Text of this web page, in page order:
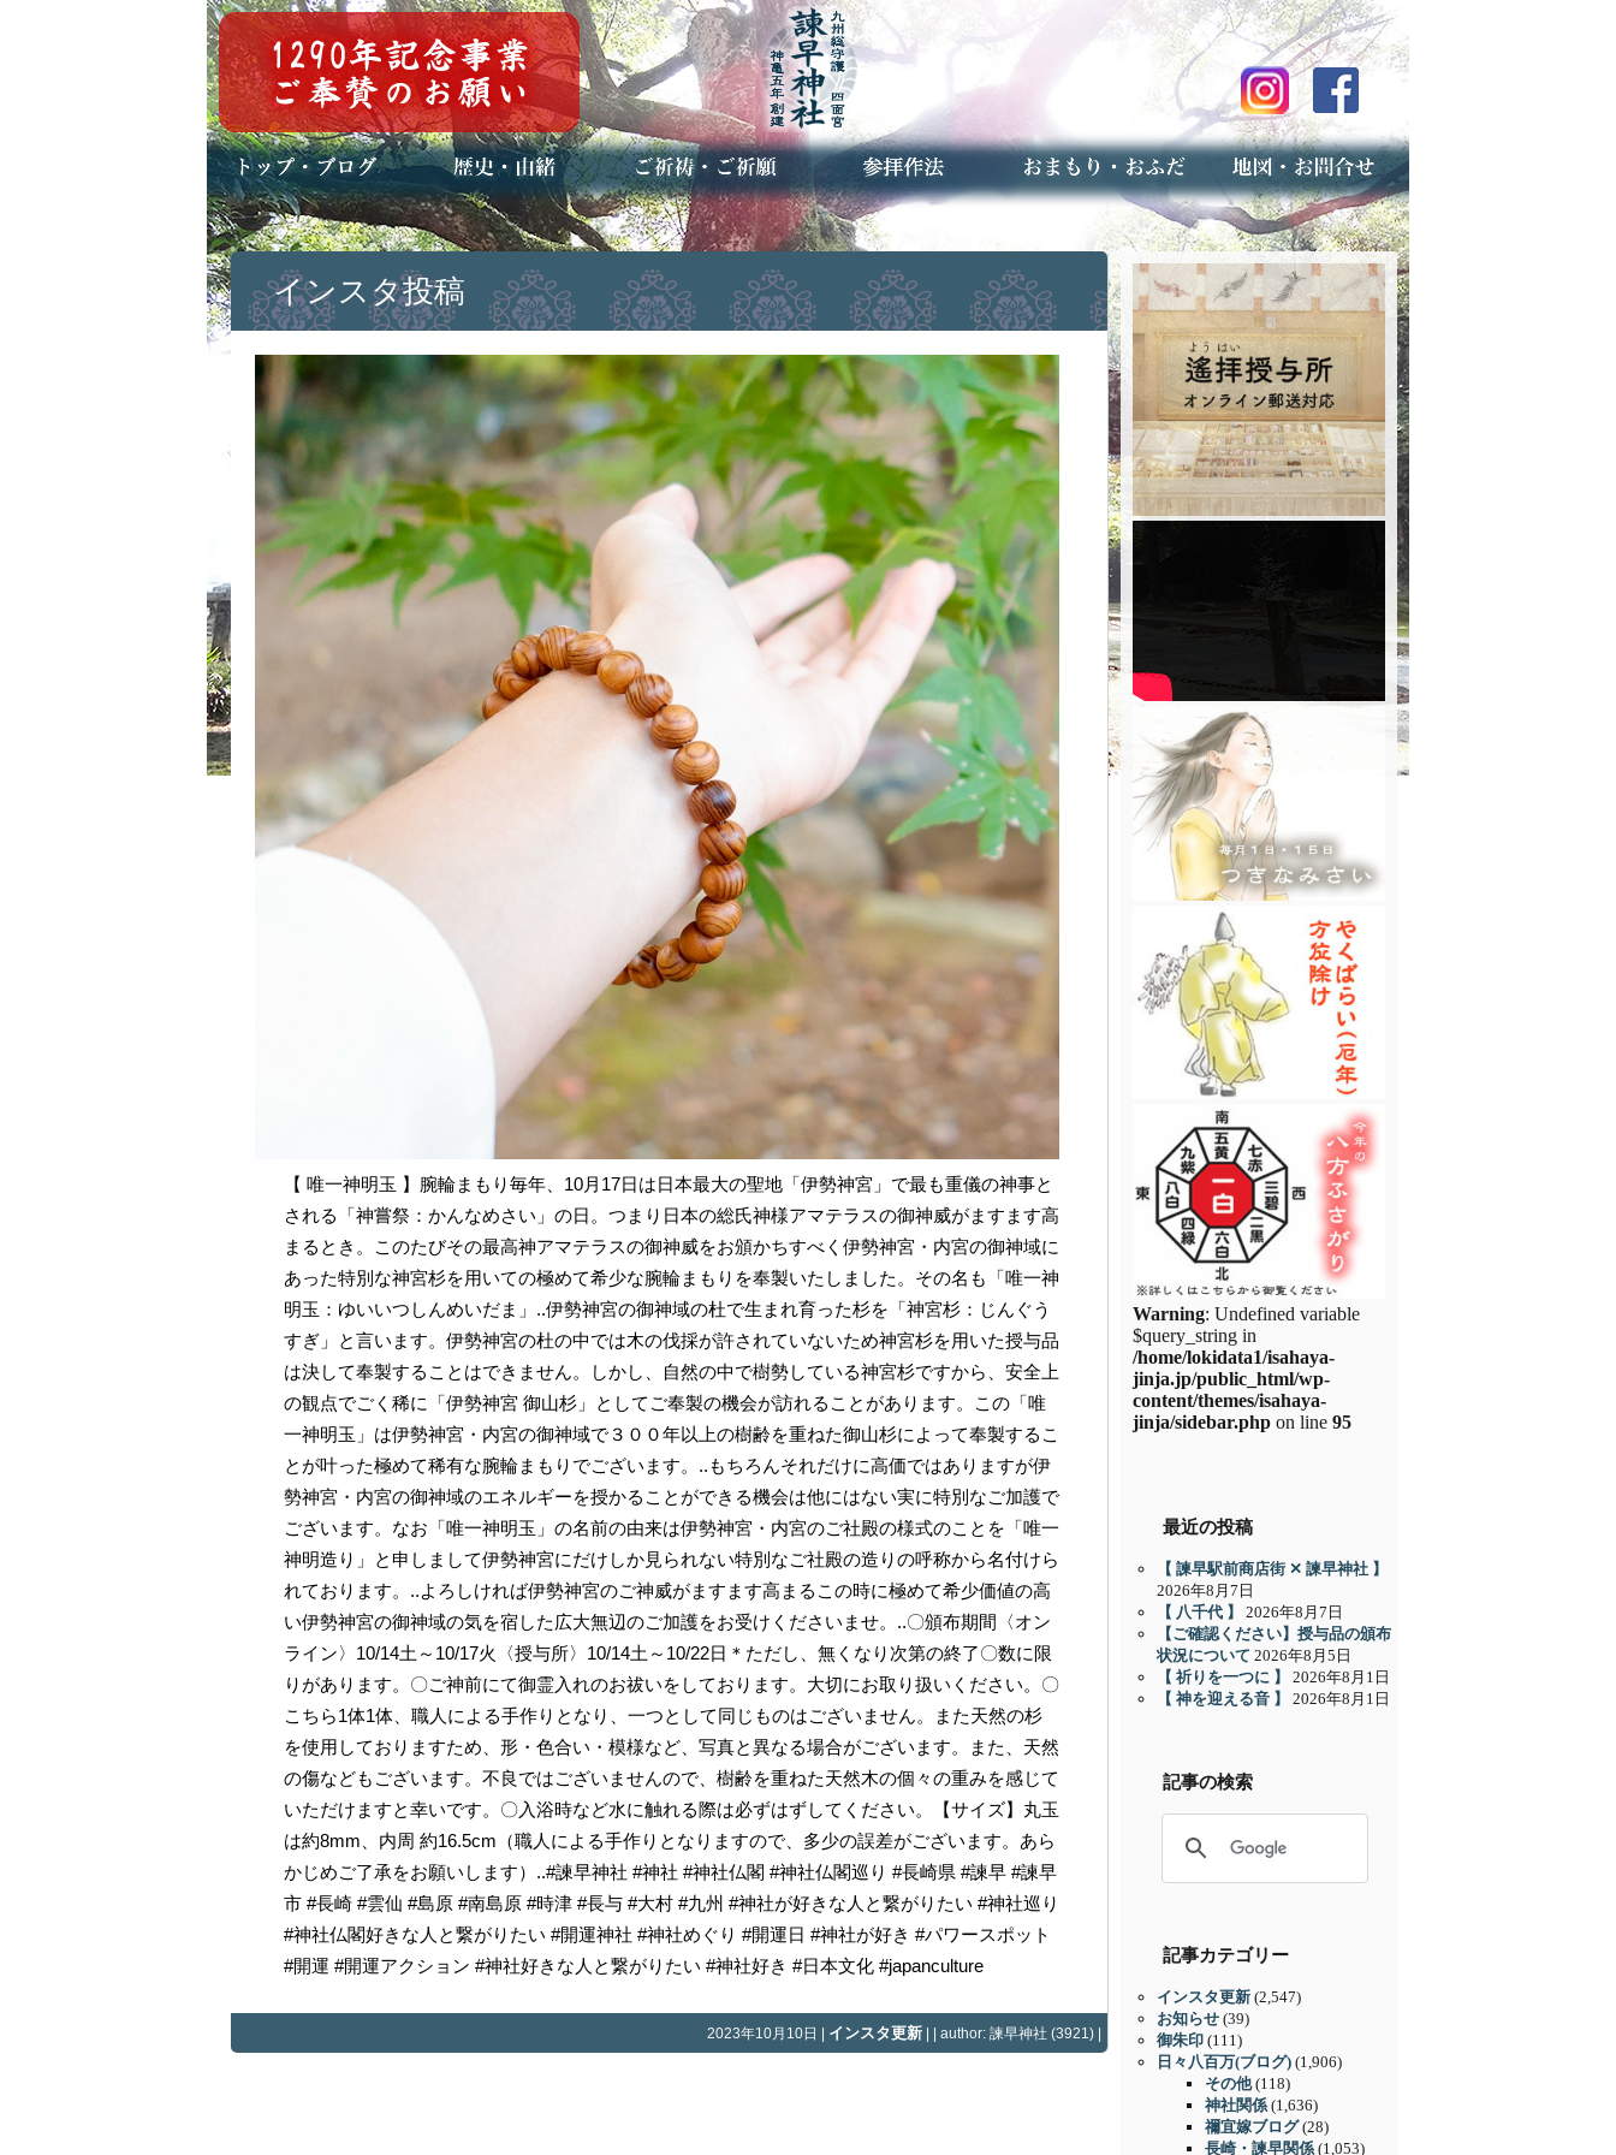
トップページ
ブログ(日々八百万)
お知らせ一覧 歴史・ご祭神
年中行事
メディア掲載 ご祈祷・ご祈願とは
安産祈願
初宮参り
七五三詣
長寿のお祝い
神前結婚式
厄祓い・方位除け
車のお祓い
地鎮祭
神葬祭（神式の葬儀） 神社とは
お参りの作法 授与品のご案内
お焚き上げ（古いお守りのお取り扱い）
アクセスマップ
予約者専用フォーム（事前受付）
インスタ投稿
【 唯一神明玉 】腕輪まもり毎年、10月17日は日本最大の聖地「伊勢神宮」で最も重儀の神事と
される「神嘗祭：かんなめさい」の日。つまり日本の総氏神様アマテラスの御神威がますます高
まるとき。このたびその最高神アマテラスの御神威をお頒かちすべく伊勢神宮・内宮の御神域に
あった特別な神宮杉を用いての極めて希少な腕輪まもりを奉製いたしました。その名も「唯一神
明玉：ゆいいつしんめいだま」..伊勢神宮の御神域の杜で生まれ育った杉を「神宮杉：じんぐう
すぎ」と言います。伊勢神宮の杜の中では木の伐採が許されていないため神宮杉を用いた授与品
は決して奉製することはできません。しかし、自然の中で樹勢している神宮杉ですから、安全上
の観点でごく稀に「伊勢神宮 御山杉」としてご奉製の機会が訪れることがあります。この「唯
一神明玉」は伊勢神宮・内宮の御神域で３００年以上の樹齢を重ねた御山杉によって奉製するこ
とが叶った極めて稀有な腕輪まもりでございます。..もちろんそれだけに高価ではありますが伊
勢神宮・内宮の御神域のエネルギーを授かることができる機会は他にはない実に特別なご加護で
ございます。なお「唯一神明玉」の名前の由来は伊勢神宮・内宮のご社殿の様式のことを「唯一
神明造り」と申しまして伊勢神宮にだけしか見られない特別なご社殿の造りの呼称から名付けら
れております。..よろしければ伊勢神宮のご神威がますます高まるこの時に極めて希少価値の高
い伊勢神宮の御神域の気を宿した広大無辺のご加護をお受けくださいませ。..〇頒布期間〈オン
ライン〉10/14土～10/17火〈授与所〉10/14土～10/22日＊ただし、無くなり次第の終了〇数に限
りがあります。〇ご神前にて御霊入れのお祓いをしております。大切にお取り扱いください。〇
こちら1体1体、職人による手作りとなり、一つとして同じものはございません。また天然の杉
を使用しておりますため、形・色合い・模様など、写真と異なる場合がございます。また、天然
の傷などもございます。不良ではございませんので、樹齢を重ねた天然木の個々の重みを感じて
いただけますと幸いです。〇入浴時など水に触れる際は必ずはずしてください。【サイズ】丸玉
は約8mm、内周 約16.5cm（職人による手作りとなりますので、多少の誤差がございます。あら
かじめご了承をお願いします）..#諫早神社 #神社 #神社仏閣 #神社仏閣巡り #長崎県 #諫早 #諫早
市 #長崎 #雲仙 #島原 #南島原 #時津 #長与 #大村 #九州 #神社が好きな人と繋がりたい #神社巡り
#神社仏閣好きな人と繋がりたい #開運神社 #神社めぐり #開運日 #神社が好き #パワースポット
#開運 #開運アクション #神社好きな人と繋がりたい #神社好き #日本文化 #japanculture
2023年10月10日 | インスタ更新 | | author: 諫早神社 (3921) |
Warning: Undefined variable
$query_string in
/home/lokidata1/isahaya-
jinja.jp/public_html/wp-
content/themes/isahaya-
jinja/sidebar.php on line 95
最近の投稿
【 諫早駅前商店街 ✕ 諫早神社 】
2026年8月7日
【 八千代 】
2026年8月7日
【ご確認ください】授与品の頒布
状況について 2026年8月5日
【 祈りを一つに 】
2026年8月1日
【 神を迎える音 】
2026年8月1日
記事の検索
記事カテゴリー
インスタ更新 (2,547)
お知らせ (39)
御朱印 (111)
日々八百万(ブログ) (1,906)
その他(118)
神社関係 (1,636)
禰宜嫁ブログ(28)
長崎・諫早関係 (1,053)